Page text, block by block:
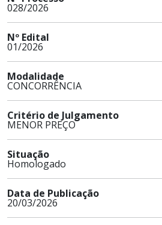
028/2026
Nº Edital
01/2026
Modalidade
CONCORRÊNCIA
Critério de Julgamento
MENOR PREÇO
Situação
Homologado
Data de Publicação
20/03/2026